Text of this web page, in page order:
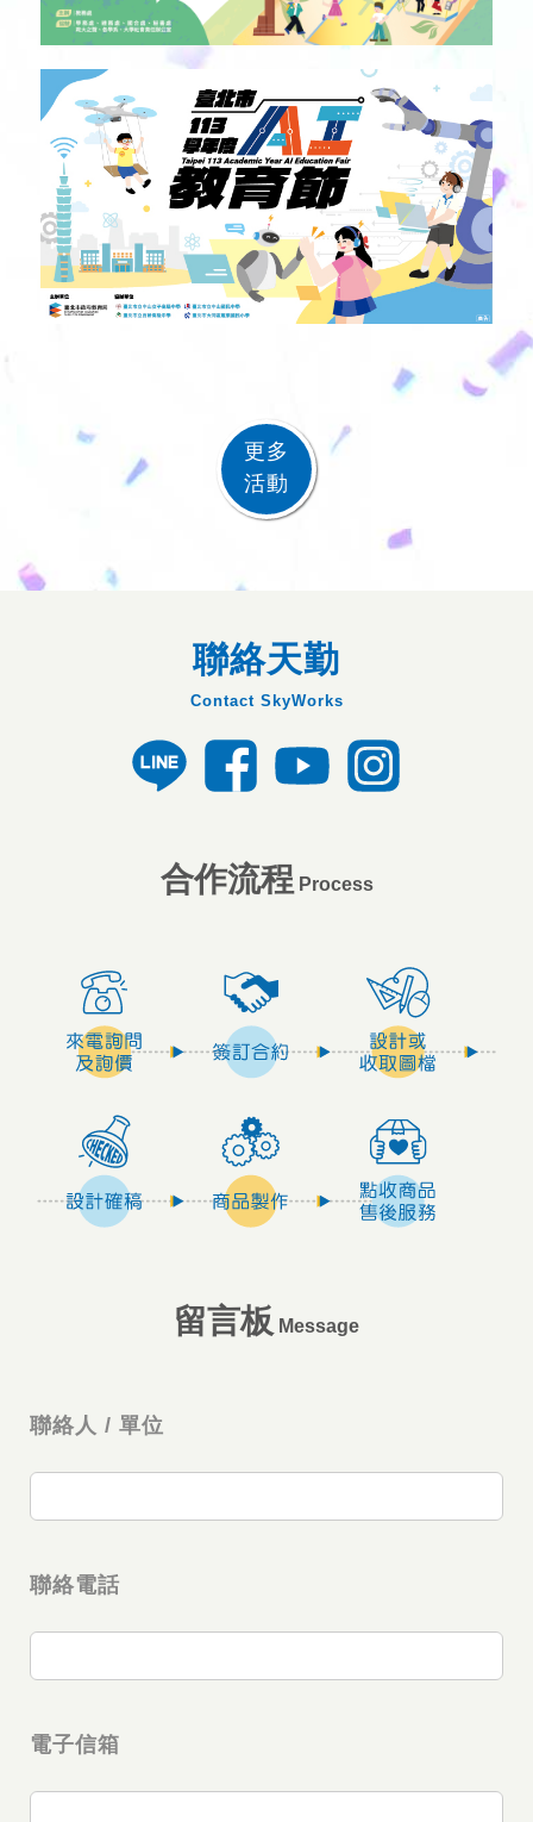
更多
活動
聯絡天勤
Contact SkyWorks
合作流程 Process
留言板 Message
聯絡人 / 單位
聯絡電話
電子信箱